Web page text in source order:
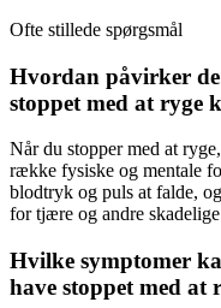
Ofte stillede spørgsmål
Hvordan påvirker de
stoppet med at ryge
Når du stopper med at
række fysiske og mentale
blodtryk og puls at falde,
for tjære og andre
Hvilke symptomer
have stoppet med at